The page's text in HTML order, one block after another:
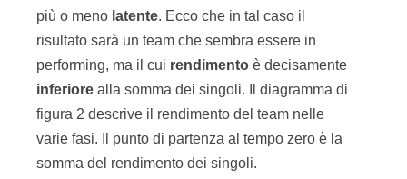
più o meno latente. Ecco che in tal caso il
risultato sarà un team che sembra essere in
performing, ma il cui rendimento è decisamente
inferiore alla somma dei singoli. Il diagramma di
figura 2 descrive il rendimento del team nelle
varie fasi. Il punto di partenza al tempo zero è la
somma del rendimento dei singoli.